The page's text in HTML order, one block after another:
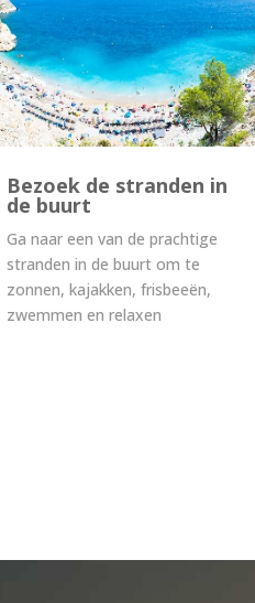
Bezoek de stranden in
de buurt
Ga naar een van de prachtige
stranden in de buurt om te
zonnen, kajakken, frisbeeën,
zwemmen en relaxen